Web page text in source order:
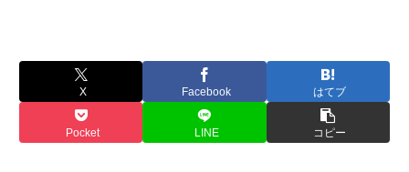
X Facebook はてブ
Pocket LINE コピー